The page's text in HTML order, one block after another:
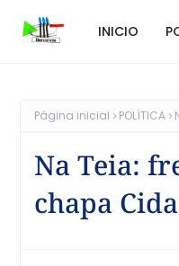
INICIO
Página inicial POLÍTICA
Na Teia:
chapa